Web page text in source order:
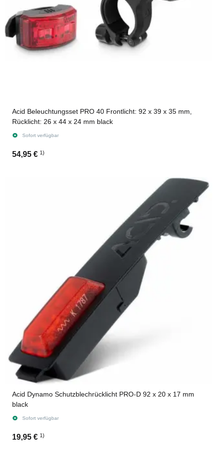
Acid Beleuchtungsset PRO 40 Frontlicht: 92 x 39 x 35 mm,
Rücklicht: 26 x 44 x 24 mm black
Sofort verfügbar
54,95 € 1)
Acid Dynamo Schutzblechrücklicht PRO-D 92 x 20 x 17 mm
black
Sofort verfügbar
19,95 € 1)